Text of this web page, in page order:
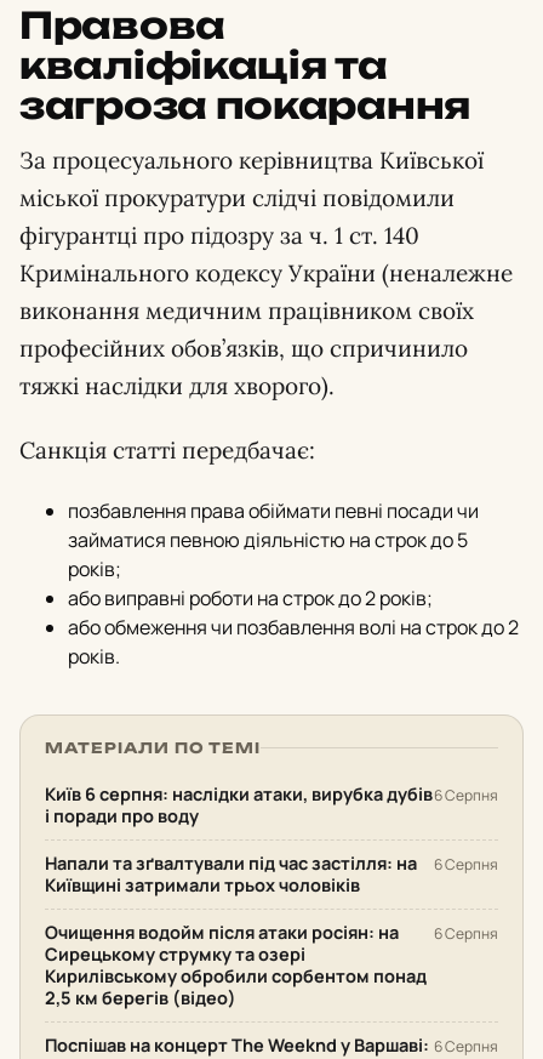
Правова
кваліфікація та
загроза покарання
За процесуального керівництва Київської
міської прокуратури слідчі повідомили
фігурантці про підозру за ч. 1 ст. 140
Кримінального кодексу України (неналежне
виконання медичним працівником своїх
професійних обов’язків, що спричинило
тяжкі наслідки для хворого).
Санкція статті передбачає:
позбавлення права обіймати певні посади чи
займатися певною діяльністю на строк до 5
років;
або виправні роботи на строк до 2 років;
або обмеження чи позбавлення волі на строк до 2
років.
МАТЕРІАЛИ ПО ТЕМІ
Київ 6 серпня: наслідки атаки, вирубка дубів
і поради про воду
6 Серпня
Напали та зґвалтували під час застілля: на
Київщині затримали трьох чоловіків
6 Серпня
Очищення водойм після атаки росіян: на
Сирецькому струмку та озері
Кирилівському обробили сорбентом понад
2,5 км берегів (відео)
6 Серпня
Поспішав на концерт The Weeknd у Варшаві: 6 Серпня